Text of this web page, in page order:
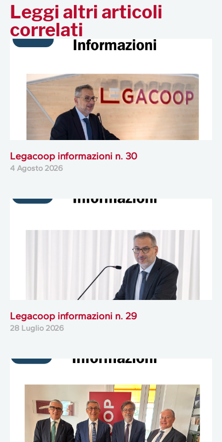
Leggi altri articoli
correlati
Legacoop informazioni n. 30
4 Agosto 2026
Legacoop informazioni n. 29
28 Luglio 2026